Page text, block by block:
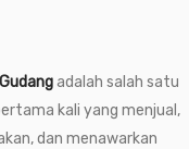
adalah salah satu
kali yang menjual,
dan menawarkan